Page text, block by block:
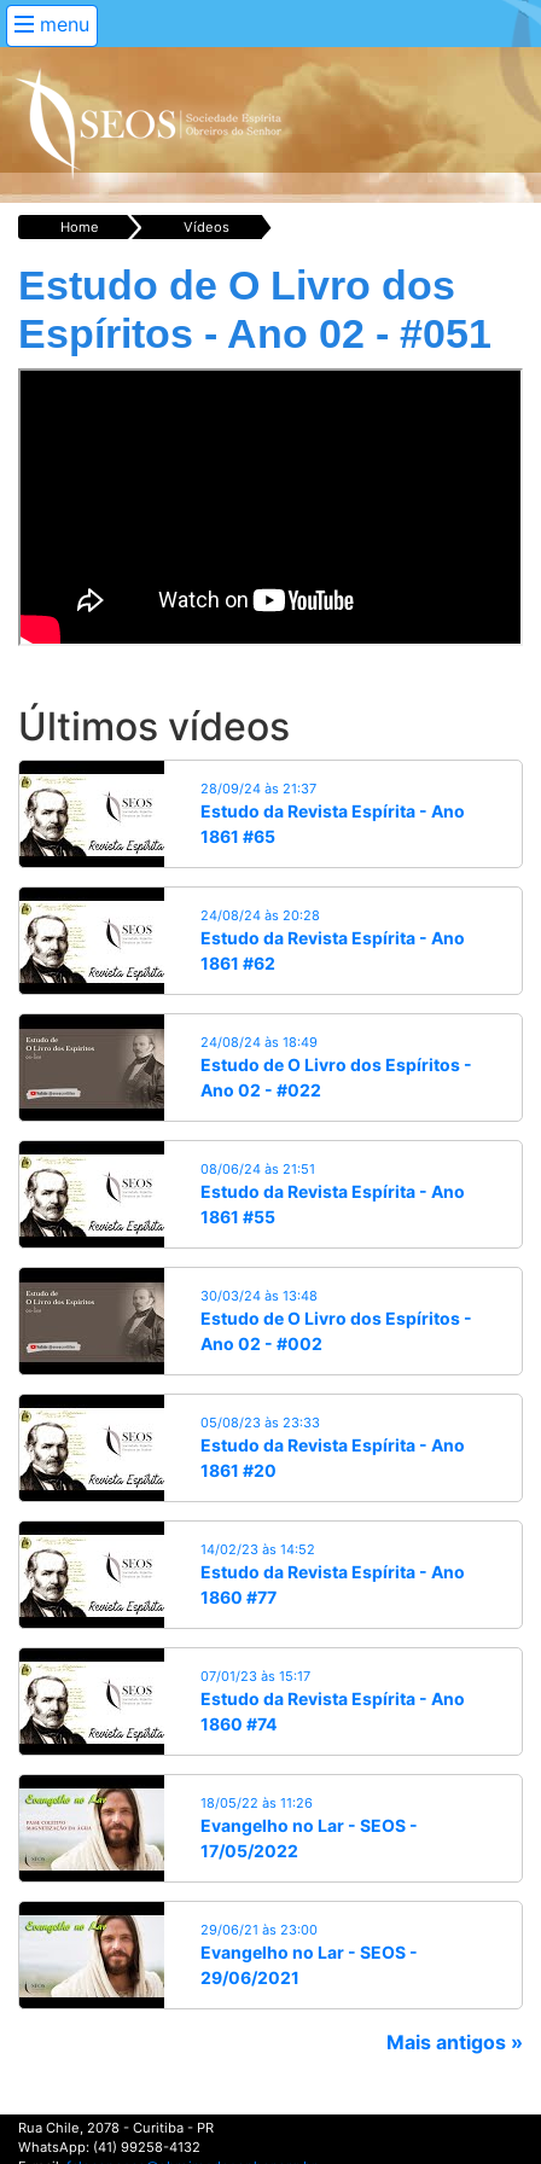
menu
Home Vídeos
Estudo de O Livro dos
Espíritos - Ano 02 - #051
Últimos vídeos
28/09/24 às 21:37
Estudo da Revista Espírita - Ano
1861 #65
24/08/24 às 20:28
Estudo da Revista Espírita - Ano
1861 #62
24/08/24 às 18:49
Estudo de O Livro dos Espíritos -
Ano 02 - #022
08/06/24 às 21:51
Estudo da Revista Espírita - Ano
1861 #55
30/03/24 às 13:48
Estudo de O Livro dos Espíritos -
Ano 02 - #002
05/08/23 às 23:33
Estudo da Revista Espírita - Ano
1861 #20
14/02/23 às 14:52
Estudo da Revista Espírita - Ano
1860 #77
07/01/23 às 15:17
Estudo da Revista Espírita - Ano
1860 #74
18/05/22 às 11:26
Evangelho no Lar - SEOS -
17/05/2022
29/06/21 às 23:00
Evangelho no Lar - SEOS -
29/06/2021
Mais antigos »
Rua Chile, 2078 - Curitiba - PR
WhatsApp: (41) 99258-4132